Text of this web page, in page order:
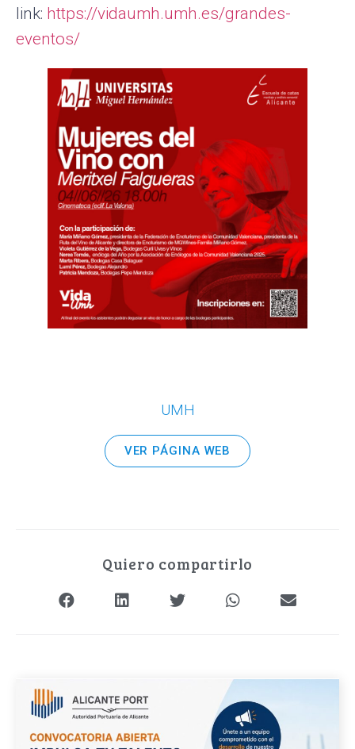
link: https://vidaumh.umh.es/grandes-
eventos/
UMH
VER PÁGINA WEB
Quiero compartirlo